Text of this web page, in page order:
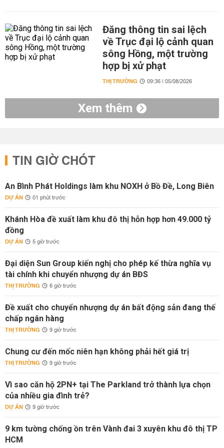
Đăng thông tin sai lệch
về Trục đại lộ cảnh quan
sông Hồng, một trường
hợp bị xử phạt
THỊ TRƯỜNG 09:36 | 05/08/2026
Xem thêm
TIN GIỜ CHÓT
An Bình Phát Holdings làm khu NOXH ở Bồ Đề, Long Biên
DỰ ÁN 01 phút trước
Khánh Hòa đề xuất làm khu đô thị hỗn hợp hơn 49.000 tỷ
đồng
DỰ ÁN 5 giờ trước
Đại diện Sun Group kiến nghị cho phép kế thừa nghĩa vụ
tài chính khi chuyển nhượng dự án BĐS
THỊ TRƯỜNG 6 giờ trước
Đề xuất cho chuyển nhượng dự án bất động sản đang thế
chấp ngân hàng
THỊ TRƯỜNG 9 giờ trước
Chung cư đến mốc niên hạn không phải hết giá trị
THỊ TRƯỜNG 9 giờ trước
Vì sao căn hộ 2PN+ tại The Parkland trở thành lựa chọn
của nhiều gia đình trẻ?
DỰ ÁN 9 giờ trước
9 km tường chống ồn trên Vành đai 3 xuyên khu đô thị TP
HCM